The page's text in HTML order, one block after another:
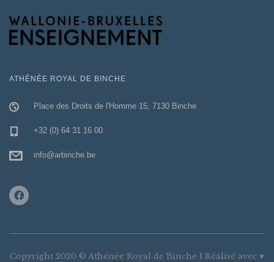
ATHÉNÉE ROYAL DE BINCHE
Place des Droits de l'Homme 15, 7130 Binche
+32 (0) 64 31 16 00
info@arbinche.be
Copyright 2020 © Athénée Royal de Binche I Réalisé avec ♥